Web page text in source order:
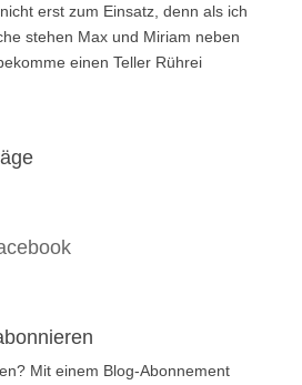
erst zum Einsatz, denn als ich
stehen Max und Miriam neben
einen Teller Rührei
Mit einem Blog-Abonnement